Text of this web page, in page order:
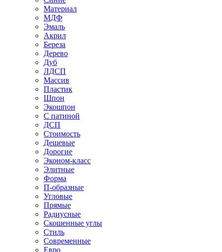
Материал
МДФ
Эмаль
Акрил
Береза
Дерево
Дуб
ЛДСП
Массив
Пластик
Шпон
Экошпон
С патиной
ДСП
Стоимость
Дешевые
Дорогие
Эконом-класс
Элитные
Форма
П-образные
Угловые
Прямые
Радиусные
Скошенные углы
Стиль
Современные
Евро